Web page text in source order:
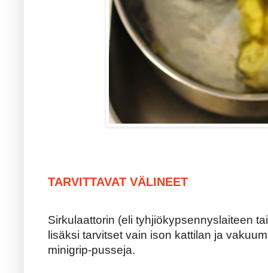
TARVITTAVAT VÄLINEET
Sirkulaattorin (eli tyhjiökypsennyslaiteen
lisäksi tarvitset vain ison kattilan ja
minigrip-pusseja.